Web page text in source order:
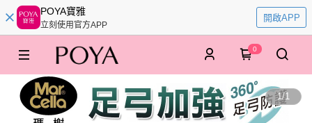
POYA寶雅
立刻使用官方APP
開啟APP
0
1/1